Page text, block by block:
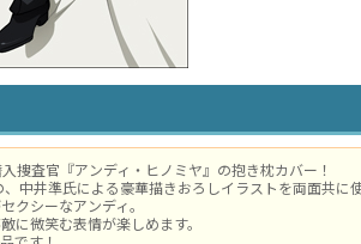
捜査官『アンディ・ヒノミヤ』の抱き枕カバー！
中井準氏による豪華描きおろしイラストを両面共に
クシーなアンディ。
に微笑む表情が楽しめます。